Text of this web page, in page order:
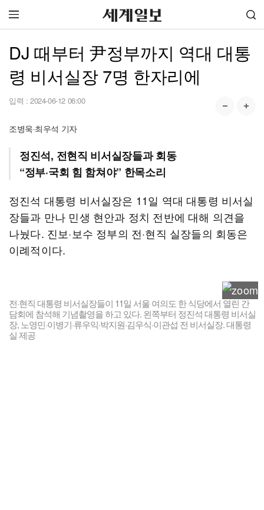
DJ 때부터 尹정부까지 역대 대통
령 비서실장 7명 한자리에
입력 : 2024-06-12 06:00
조병욱·최우석 기자
정진석, 전현직 비서실장들과 회동
“정부·국회 힘 함쳐야” 한목소리
정진석 대통령 비서실장은 11일 역대 대통령 비서실
장들과 만나 민생 현안과 정치 전반에 대해 의견을
나눴다. 진보·보수 정부의 전·현직 실장들의 회동은
이례적이다.
전·현직 대통령 비서실장들이 11일 서울 여의도 한 식당에서 열린 간
담회에 참석해 기념촬영을 하고 있다. 왼쪽부터 정진석 대통령 비서실
장, 노영민·이병기·류우익·박지원·김우식·이관섭 전 비서실장. 대통령
실 제공